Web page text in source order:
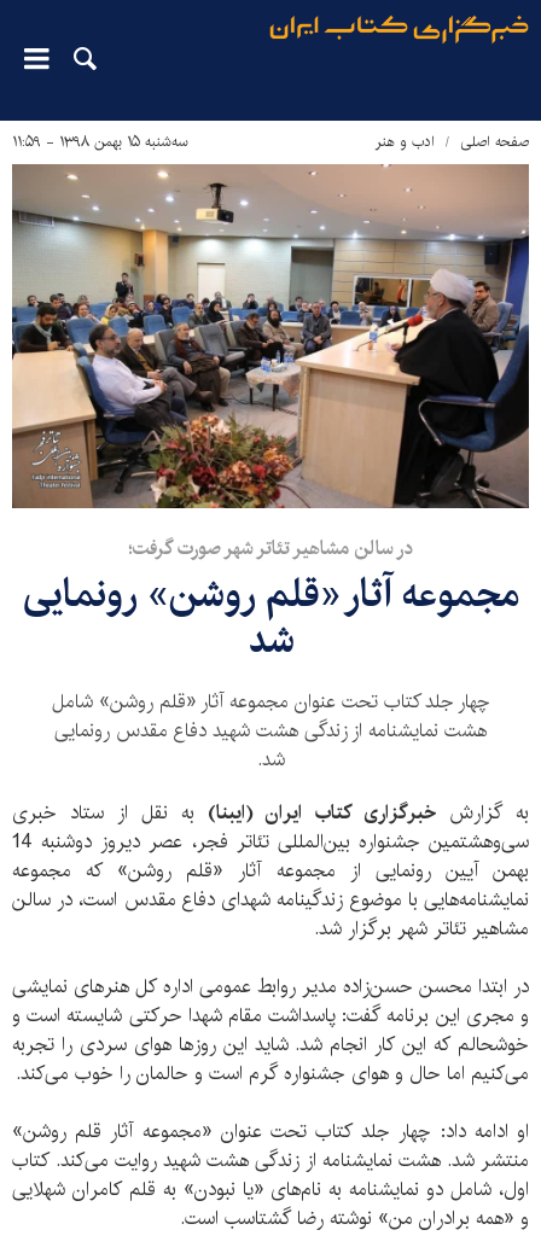
صفحه اصلی ادب و هنر سه‌شنبه ۱۵ بهمن ۱۳۹۸ - ۱۱:۵۹
در سالن مشاهیر تئاتر شهر صورت گرفت؛
مجموعه آثار «قلم روشن» رونمایی
شد
چهار جلد کتاب تحت عنوان مجموعه آثار «قلم روشن» شامل
هشت نمایشنامه از زندگی هشت شهید دفاع مقدس رونمایی
شد.
به گزارش خبرگزاری کتاب ایران (ایبنا) به نقل از ستاد خبری
سی‌‌وهشتمین جشنواره بین‌المللی تئاتر فجر، عصر دیروز دوشنبه 14
بهمن آیین رونمایی از مجموعه آثار «قلم روشن» که مجموعه
نمایشنامه‌هایی با موضوع زندگینامه شهدای دفاع مقدس است، در سالن
مشاهیر تئاتر شهر برگزار شد.
در ابتدا محسن حسن‌زاده مدیر روابط عمومی اداره کل هنرهای نمایشی
و مجری این برنامه گفت: پاسداشت مقام شهدا حرکتی شایسته است و
خوشحالم که این کار انجام شد. شاید این روزها هوای سردی را تجربه
می‌کنیم اما حال و هوای جشنواره گرم است و حالمان را خوب می‌کند.
او ادامه داد: چهار جلد کتاب تحت عنوان «مجموعه آثار قلم روشن»
منتشر شد. هشت نمایشنامه از زندگی هشت شهید روایت می‌کند. کتاب
اول، شامل دو نمایشنامه به نام‌های «یا نبودن» به قلم کامران شهلایی
و «همه برادران من» نوشته رضا گشتاسب است.